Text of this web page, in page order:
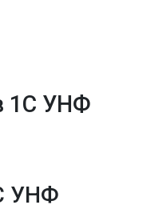
1С УНФ
УНФ